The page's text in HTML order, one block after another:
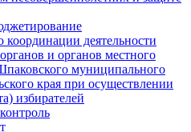
координации деятельности
и органов местного
муниципального
края при осуществлении
избирателей